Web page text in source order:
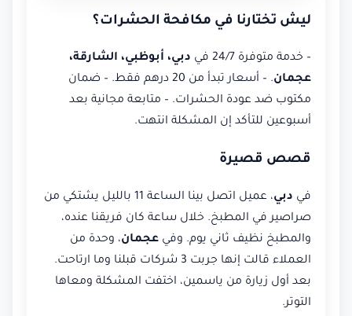
ليش تختارنا في مكافحة الحشرات؟
– خدمة متوفرة 24/7 في
دبي، أبوظبي، الشارقة،
عجمان
. – أسعار تبدأ من 20 درهم فقط. – ضمان
مكتوب ضد عودة الحشرات. – متابعة مجانية بعد
أسبوعين للتأكد إن المشكلة انتهت.
قصص قصيرة
في دبي
، عميل اتصل بينا الساعة 11 بالليل يشتكي من
صراصير في المطبخ. خلال ساعة كان فريقنا عنده،
والمطبخ نظيف ثاني يوم. وفي عجمان، وحدة من
العملاء قالت إنها جربت 3 شركات قبلنا وما ارتاحت.
بعد أول زيارة من ياسمين، اختفت المشكلة ومعاها
التوتر.